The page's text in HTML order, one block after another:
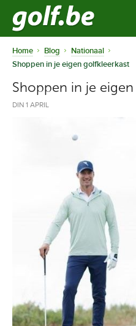
Home Blog
Nationaal
Shoppen in je eigen golfkleerkast
Shoppen in je
DIN 1 APRIL